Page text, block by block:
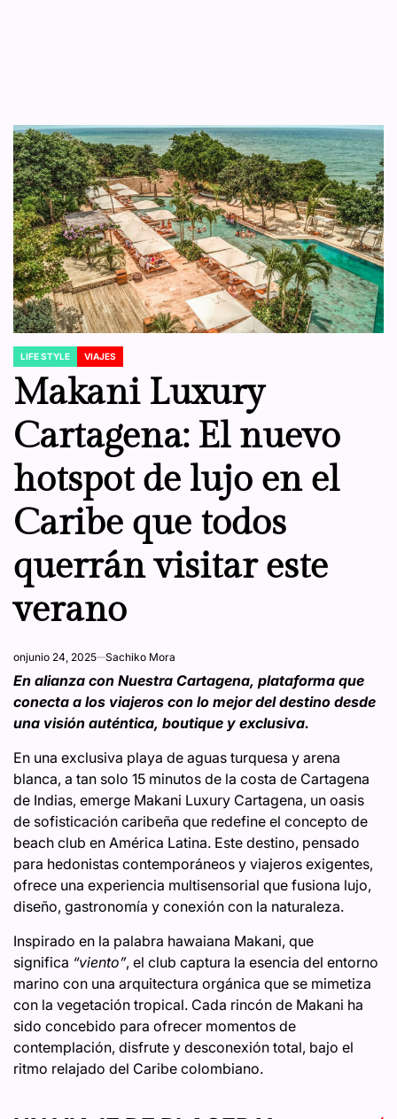
POSTED
IN
LIFE STYLE VIAJES
Makani Luxury
Cartagena: El nuevo
hotspot de lujo en el
Caribe que todos
querrán visitar este
verano
onjunio 24, 2025 Sachiko Mora
En alianza con Nuestra Cartagena, plataforma que
conecta a los viajeros con lo mejor del destino desde
una visión auténtica, boutique y exclusiva.
En una exclusiva playa de aguas turquesa y arena
blanca, a tan solo 15 minutos de la costa de Cartagena
de Indias, emerge Makani Luxury Cartagena, un oasis
de sofisticación caribeña que redefine el concepto de
beach club en América Latina. Este destino, pensado
para hedonistas contemporáneos y viajeros exigentes,
ofrece una experiencia multisensorial que fusiona lujo,
diseño, gastronomía y conexión con la naturaleza.
Inspirado en la palabra hawaiana Makani, que
significa “viento”, el club captura la esencia del entorno
marino con una arquitectura orgánica que se mimetiza
con la vegetación tropical. Cada rincón de Makani ha
sido concebido para ofrecer momentos de
contemplación, disfrute y desconexión total, bajo el
ritmo relajado del Caribe colombiano.